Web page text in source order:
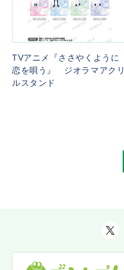
TVアニメ『ささやくように
恋を唄う』 ジオラマアクリ
ルスタンド